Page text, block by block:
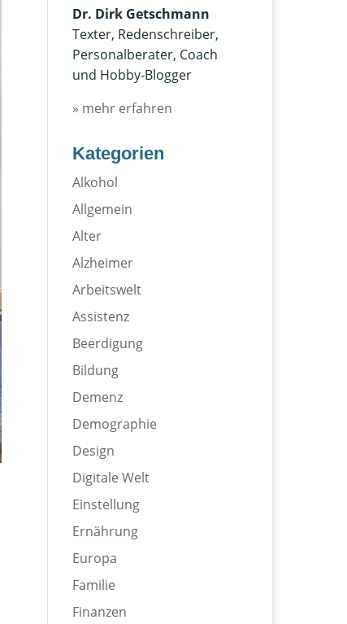
Dr. Dirk Getschmann
Texter, Redenschreiber,
Personalberater, Coach
und Hobby-Blogger
» mehr erfahren
Kategorien
Alkohol
Allgemein
Alter
Alzheimer
Arbeitswelt
Assistenz
Beerdigung
Bildung
Demenz
Demographie
Design
Digitale Welt
Einstellung
Ernährung
Europa
Familie
Finanzen